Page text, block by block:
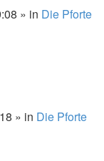
» in Die Pforte
» in Die Pforte